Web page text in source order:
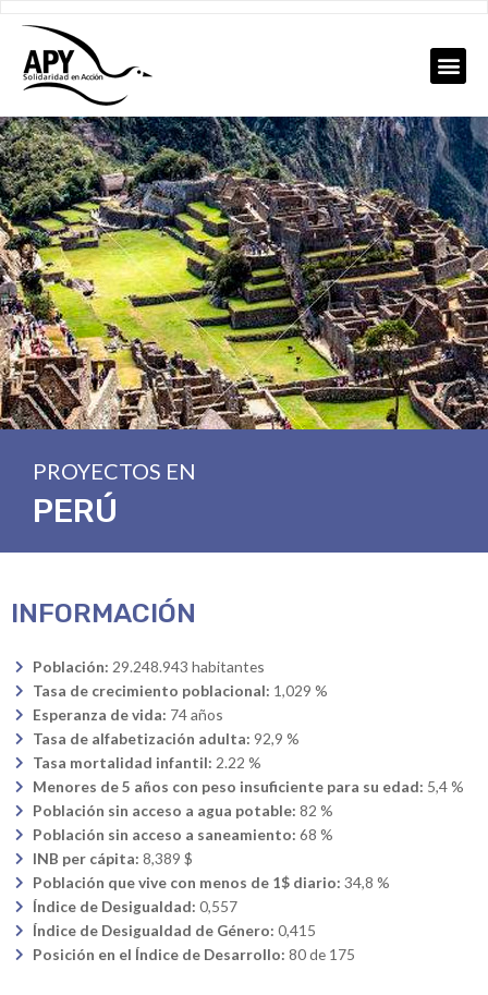
PROYECTOS EN
PERÚ
INFORMACIÓN
Población: 29.248.943 habitantes
Tasa de crecimiento poblacional: 1,029 %
Esperanza de vida: 74 años
Tasa de alfabetización adulta: 92,9 %
Tasa mortalidad infantil: 2.22 %
Menores de 5 años con peso insuficiente para su edad: 5,4 %
Población sin acceso a agua potable: 82 %
Población sin acceso a saneamiento: 68 %
INB per cápita: 8,389 $
Población que vive con menos de 1$ diario: 34,8 %
Índice de Desigualdad: 0,557
Índice de Desigualdad de Género: 0,415
Posición en el Índice de Desarrollo: 80 de 175